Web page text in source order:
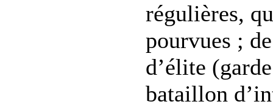
régulières,
pourvues ;
d’élite
bataillon